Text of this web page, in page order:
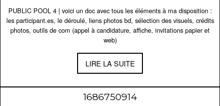
PUBLIC POOL 4 | voici un doc avec tous les éléments à ma disposition :
les participant.es, le déroulé, liens photos bd, sélection des visuels, crédits
photos, outils de com (appel à candidature, affiche, invitations papier et
web)
LIRE LA SUITE
1686750914